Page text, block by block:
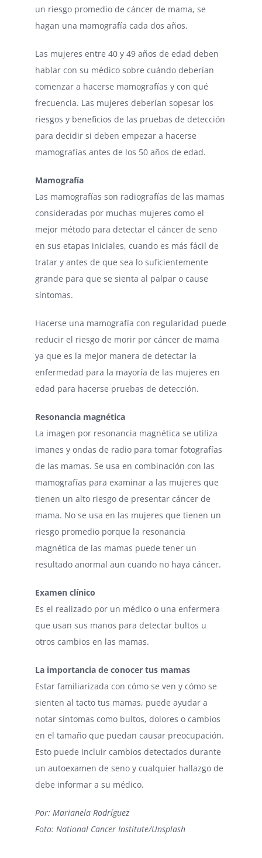
un riesgo promedio de cáncer de mama, se
hagan una mamografía cada dos años.
Las mujeres entre 40 y 49 años de edad deben
hablar con su médico sobre cuándo deberían
comenzar a hacerse mamografías y con qué
frecuencia. Las mujeres deberían sopesar los
riesgos y beneficios de las pruebas de detección
para decidir si deben empezar a hacerse
mamografías antes de los 50 años de edad.
Mamografía
Las mamografías son radiografías de las mamas
consideradas por muchas mujeres como el
mejor método para detectar el cáncer de seno
en sus etapas iniciales, cuando es más fácil de
tratar y antes de que sea lo suficientemente
grande para que se sienta al palpar o cause
síntomas.
Hacerse una mamografía con regularidad puede
reducir el riesgo de morir por cáncer de mama
ya que es la mejor manera de detectar la
enfermedad para la mayoría de las mujeres en
edad para hacerse pruebas de detección.
Resonancia magnética
La imagen por resonancia magnética se utiliza
imanes y ondas de radio para tomar fotografías
de las mamas. Se usa en combinación con las
mamografías para examinar a las mujeres que
tienen un alto riesgo de presentar cáncer de
mama. No se usa en las mujeres que tienen un
riesgo promedio porque la resonancia
magnética de las mamas puede tener un
resultado anormal aun cuando no haya cáncer.
Examen clínico
Es el realizado por un médico o una enfermera
que usan sus manos para detectar bultos u
otros cambios en las mamas.
La importancia de conocer tus mamas
Estar familiarizada con cómo se ven y cómo se
sienten al tacto tus mamas, puede ayudar a
notar síntomas como bultos, dolores o cambios
en el tamaño que puedan causar preocupación.
Esto puede incluir cambios detectados durante
un autoexamen de seno y cualquier hallazgo de
debe informar a su médico.
Por: Marianela Rodríguez
Foto: National Cancer Institute/Unsplash